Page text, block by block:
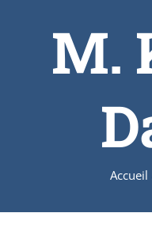
M.
Accueil